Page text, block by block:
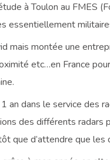
à Toulon au FMES
essentiellement
mais montée une
etc…en France
an dans le service des
des différents
que d’attendre que